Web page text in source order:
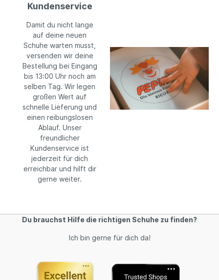
Kundenservice
Damit du nicht lange
auf deine neuen
Schuhe warten musst,
versenden wir deine
Bestellung bei Eingang
bis 13:00 Uhr noch am
selben Tag. Wir legen
großen Wert auf
schnelle Lieferung und
einen reibungslosen
Ablauf. Unser
freundlicher
Kundenservice ist
jederzeit für dich
erreichbar und hilft dir
gerne weiter.
Du brauchst Hilfe die richtigen Schuhe zu finden?
Ich bin gerne für dich da!